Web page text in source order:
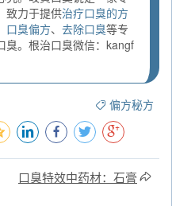
致力于提供治疗口臭的方
口臭偏方、 去除口臭等专
臭。根治口臭微信：kangf
偏方秘方
口臭特效中药材：石膏